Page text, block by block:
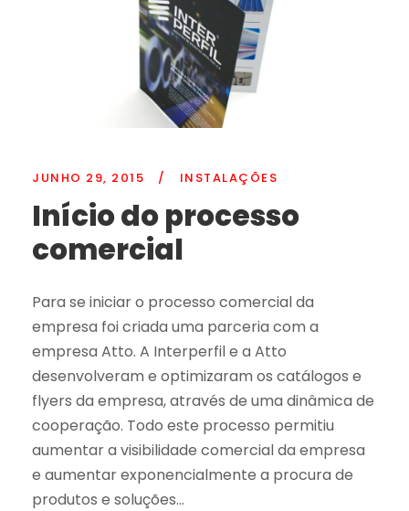
JUNHO 29, 2015 / INSTALAÇÕES
Início do processo
comercial
Para se iniciar o processo comercial da
empresa foi criada uma parceria com a
empresa Atto. A Interperfil e a Atto
desenvolveram e optimizaram os catálogos e
flyers da empresa, através de uma dinâmica de
cooperação. Todo este processo permitiu
aumentar a visibilidade comercial da empresa
e aumentar exponencialmente a procura de
produtos e soluções...